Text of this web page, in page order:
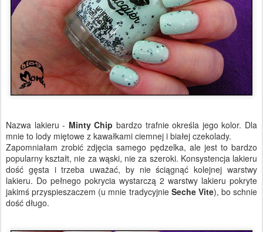
Nazwa lakieru - Minty Chip bardzo trafnie określa jego kolor. Dla
mnie to lody miętowe z kawałkami ciemnej i białej czekolady.
Zapomniałam zrobić zdjęcia samego pędzelka, ale jest to bardzo
popularny kształt, nie za wąski, nie za szeroki. Konsystencja lakieru
dość gęsta i trzeba uważać, by nie ściągnąć kolejnej warstwy
lakieru. Do pełnego pokrycia wystarczą 2 warstwy lakieru pokryte
jakimś przyspieszaczem (u mnie tradycyjnie Seche Vite), bo schnie
dość długo.